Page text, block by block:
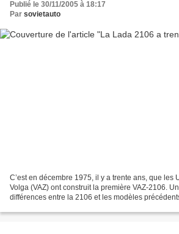
Publié le 30/11/2005 à 18:17
Par sovietauto
C’est en décembre 1975, il y a trente ans, que les
Volga (VAZ) ont construit la première VAZ-2106.
différences entre la 2106 et les modèles